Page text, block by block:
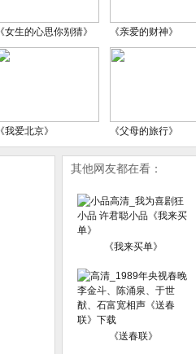
《女生的心思你别猜》 《亲爱的财神》
《我爱北京》 《父母的旅行》
其他网友都在看：
《我来买单》
《送春联》